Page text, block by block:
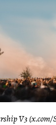
V3 (x.com/